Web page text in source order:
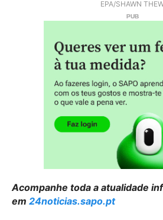
EPA/SHAWN
Acompanhe toda a atualidade
em 24noticias.sapo.pt